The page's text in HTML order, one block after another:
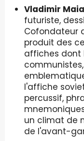
Vladimir
futuriste,
Cofondateur
produit des
affiches dont
l'affiche
percussif,
un climat de
de l'avant-